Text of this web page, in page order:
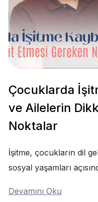
Çocuklarda
ve Ailelerin
Noktalar
İşitme, çocukların dil
sosyal yaşamları
Devamını Oku